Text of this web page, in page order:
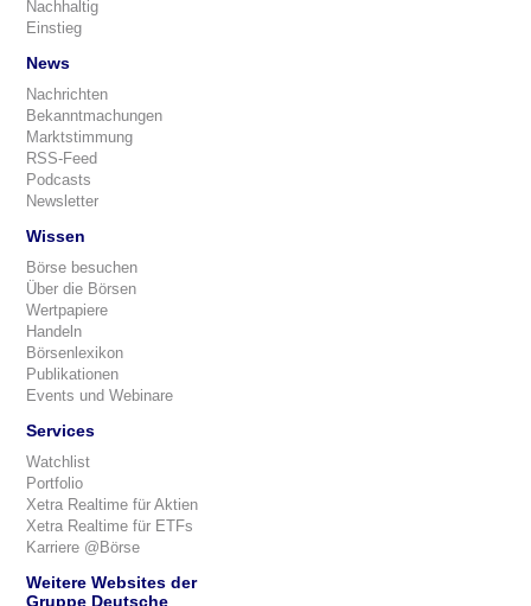
Nachhaltig
Einstieg
News
Nachrichten
Bekanntmachungen
Marktstimmung
RSS-Feed
Podcasts
Newsletter
Wissen
Börse besuchen
Über die Börsen
Wertpapiere
Handeln
Börsenlexikon
Publikationen
Events und Webinare
Services
Watchlist
Portfolio
Xetra Realtime für Aktien
Xetra Realtime für ETFs
Karriere @Börse
Weitere Websites der
Gruppe Deutsche